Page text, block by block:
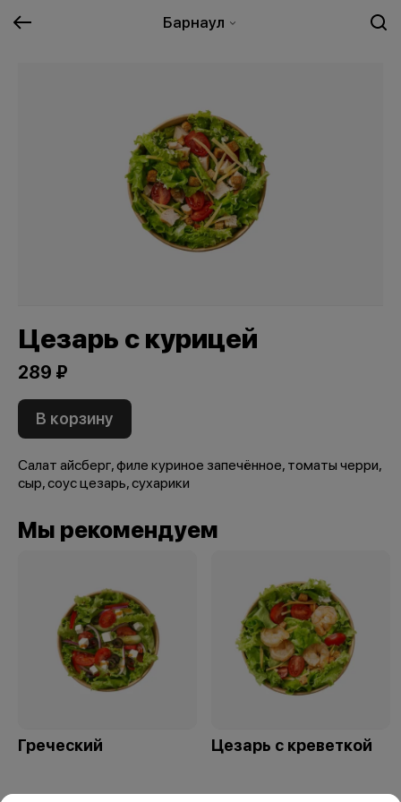
Барнаул
Цезарь с курицей
289 ₽
В корзину
Салат айсберг, филе куриное запечённое, томаты черри,
сыр, соус цезарь, сухарики
Мы рекомендуем
Греческий Цезарь с креветкой